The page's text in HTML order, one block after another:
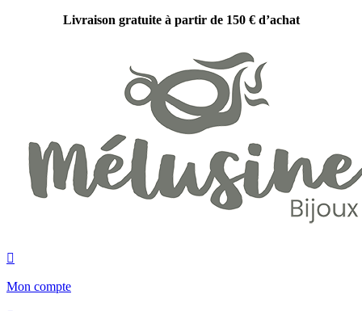
Livraison gratuite à partir de 150 € d’achat

Mon compte